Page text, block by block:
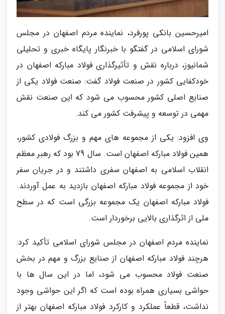
امیرحسین بانکی پورفرد، نماینده مردم اصفهان در مجلس
شورای اسلامی در گفتگو با خبرنگار پایگاه خبری و تحلیلی
شمانیوز، درباره نقش و تأثیرگذاری فولاد مبارکه اصفهان در
خودکفایی کشور در صنعت فولاد گفت: صنعت فولاد یکی از
صنایع اصلی کشور محسوب می شود که این صنعت نقش
مهمی در توسعه و پیشرفت کشور می کند.
وی افزود: یکی از مجموعه های مهم و بزرگ فولادی کشور،
همین فولاد مبارکه اصفهان است. سال 79 بود که رهبر معظم
انقلاب اسلامی به اصفهان سفری داشتند و در جریان سفر
خود از مجموعه فولاد مبارکه اصفهان بازدید به عمل آوردند.
فولاد مبارکه اصفهان یک مجموعه بزرگی است که در سطح
ملی از اثرگذاری بالایی برخوردار است.
نماینده مردم اصفهان در مجلس شورای اسلامی تأکید کرد:
هرچند فولاد مبارکه اصفهان از صنایع بزرگ و مهم در بخش
صنعت فولاد محسوب می شود، اما در این سال ها با
حواشی بسیاری همراه بوده است که اگر این حواشی وجود
نداشت، قطعاً عملکرد و کارکرد فولاد مبارکه اصفهان بهتر از